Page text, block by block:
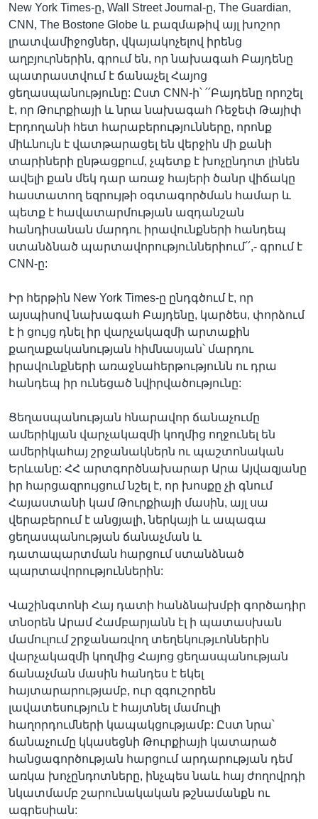
New York Times-ը, Wall Street Journal-ը, The Guardian,
CNN, The Bostone Globe և բազմաթիվ այլ խոշոր
լրատվամիջոցներ, վկայակոչելով իրենց
աղբյուրներին, գրում են, որ նախագահ Բայդենը
պատրաստվում է ճանաչել Հայոց
ցեղասպանությունը: Ըստ CNN-ի՝ ՛՛Բայդենը որոշել
է, որ Թուրքիայի և նրա նախագահ Ռեջեփ Թայիփ
Էրդողանի հետ հարաբերությունները, որոնք
միևնույն է վատթարացել են վերջին մի քանի
տարիների ընթացքում, չպետք է խոչընդոտ լինեն
ավելի քան մեկ դար առաջ հայերի ծանր վիճակը
հաստատող եզրույթի օգտագործման համար և
պետք է հավատարմության ազդանշան
հանդիսանան մարդու իրավունքների հանդեպ
ստանձնած պարտավորություններիում՛՛,- գրում է
CNN-ը:
Իր հերթին New York Times-ը ընդգծում է, որ
այսպիսով նախագահ Բայդենը, կարծես, փորձում
է ի ցույց դնել իր վարչակազմի արտաքին
քաղաքականության հիմնասյան՝ մարդու
իրավունքների առաջնահերթությունն ու դրա
հանդեպ իր ունեցած նվիրվածությունը:
Ցեղասպանության հնարավոր ճանաչումը
ամերիկյան վարչակազմի կողմից ողջունել են
ամերիկահայ շրջանակներն ու պաշտոնական
Երևանը: ՀՀ արտգործնախարար Արա Այվազյանը
իր հարցազրույցում նշել է, որ խոսքը չի գնում
Հայաստանի կամ Թուրքիայի մասին, այլ սա
վերաբերում է անցյալի, ներկայի և ապագա
ցեղասպանության ճանաչման և
դատապարտման հարցում ստանձնած
պարտավորություններին:
Վաշինգտոնի Հայ դատի հանձնախմբի գործադիր
տնօրեն Արամ Համբարյանն էլ ի պատասխան
մամուլում շրջանառվող տեղեկությւոններին
վարչակազմի կողմից Հայոց ցեղասպանության
ճանաչման մասին հանդես է եկել
հայտարարությամբ, ուր զգուշորեն
լավատեսություն է հայտնել մամուլի
հաղորդումների կապակցությամբ: Ըստ նրա՝
ճանաչումը կկասեցնի Թուրքիայի կատարած
հանցագործության հարցում արդարության դեմ
առկա խոչընդոտները, ինչպես նաև հայ ժողովրդի
նկատմամբ շարունակական թշնամանքն ու
ագրեսիան: